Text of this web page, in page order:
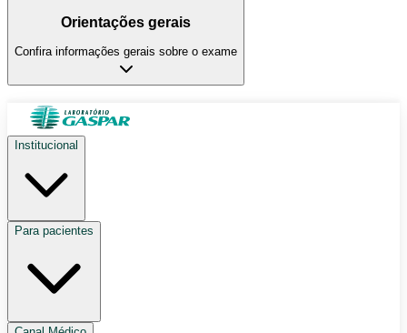
Orientações gerais
Confira informações gerais sobre o exame
Institucional
Para pacientes